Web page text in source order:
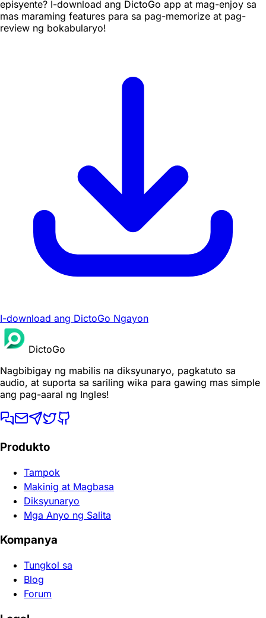
episyente? I-download ang DictoGo app at mag-enjoy sa
mas maraming features para sa pag-memorize at pag-
review ng bokabularyo!
I-download ang DictoGo Ngayon
DictoGo
Nagbibigay ng mabilis na diksyunaryo, pagkatuto sa
audio, at suporta sa sariling wika para gawing mas simple
ang pag-aaral ng Ingles!
Produkto
Tampok
Makinig at Magbasa
Diksyunaryo
Mga Anyo ng Salita
Kompanya
Tungkol sa
Blog
Forum